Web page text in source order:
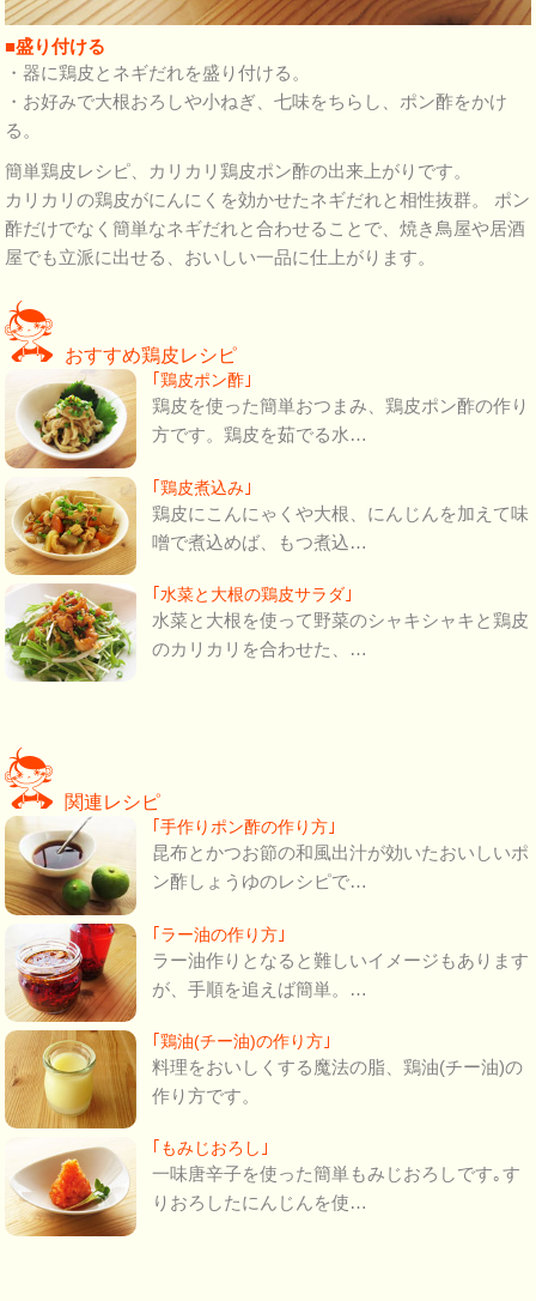
■盛り付ける
・器に鶏皮とネギだれを盛り付ける。
・お好みで大根おろしや小ねぎ、七味をちらし、ポン酢をかけ
る。
簡単鶏皮レシピ、カリカリ鶏皮ポン酢の出来上がりです。
カリカリの鶏皮がにんにくを効かせたネギだれと相性抜群。 ポン
酢だけでなく簡単なネギだれと合わせることで、焼き鳥屋や居酒
屋でも立派に出せる、おいしい一品に仕上がります。
おすすめ鶏皮レシピ
｢鶏皮ポン酢｣
鶏皮を使った簡単おつまみ、鶏皮ポン酢の作り
方です。鶏皮を茹でる水…
｢鶏皮煮込み｣
鶏皮にこんにゃくや大根、にんじんを加えて味
噌で煮込めば、もつ煮込…
｢水菜と大根の鶏皮サラダ｣
水菜と大根を使って野菜のシャキシャキと鶏皮
のカリカリを合わせた、…
関連レシピ
｢手作りポン酢の作り方｣
昆布とかつお節の和風出汁が効いたおいしいポ
ン酢しょうゆのレシピで…
｢ラー油の作り方｣
ラー油作りとなると難しいイメージもあります
が、手順を追えば簡単。…
｢鶏油(チー油)の作り方｣
料理をおいしくする魔法の脂、鶏油(チー油)の
作り方です。
｢もみじおろし｣
一味唐辛子を使った簡単もみじおろしです｡す
りおろしたにんじんを使…